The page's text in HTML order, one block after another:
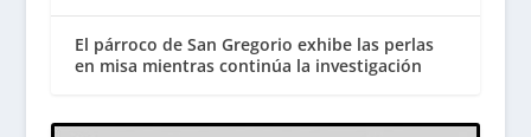
El párroco de San Gregorio exhibe las perlas
en misa mientras continúa la investigación